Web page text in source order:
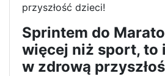
przyszłość dzieci!
Sprintem do
więcej niż sport, to
w zdrową